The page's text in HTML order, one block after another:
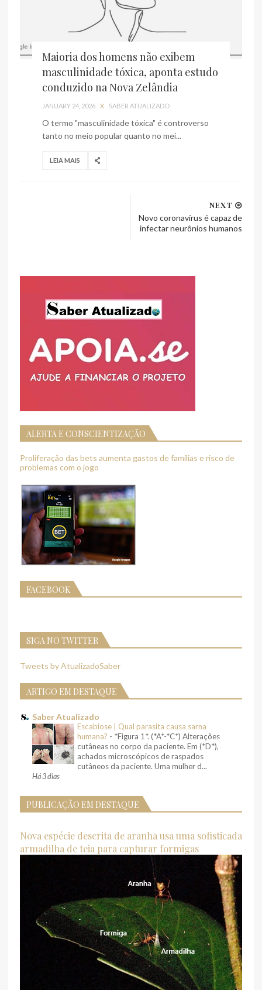
Maioria dos homens não exibem
masculinidade tóxica, aponta estudo
conduzido na Nova Zelândia
JANUARY 24, 2026 X SABER ATUALIZADO
O termo "masculinidade tóxica" é controverso
tanto no meio popular quanto no mei...
LEIA MAIS
NEXT
Novo coronavírus é capaz de
infectar neurônios humanos
ALERTA E CONSCIENTIZAÇÃO
Proliferação das bets aumenta gastos de famílias e risco de
problemas com o jogo
FACEBOOK
SIGA NO TWITTER
Tweets by AtualizadoSaber
ARTIGO EM DESTAQUE
Saber Atualizado
Escabiose | Qual parasita causa sarna
humana? - *Figura 1*. (*A*-*C*) Alterações
cutâneas no corpo da paciente. Em (*D*),
achados microscópicos de raspados
cutâneos da paciente. Uma mulher d...
Há 3 dias
PUBLICAÇÃO EM DESTAQUE
Nova espécie descrita de aranha usa uma sofisticada
armadilha de teia para capturar formigas